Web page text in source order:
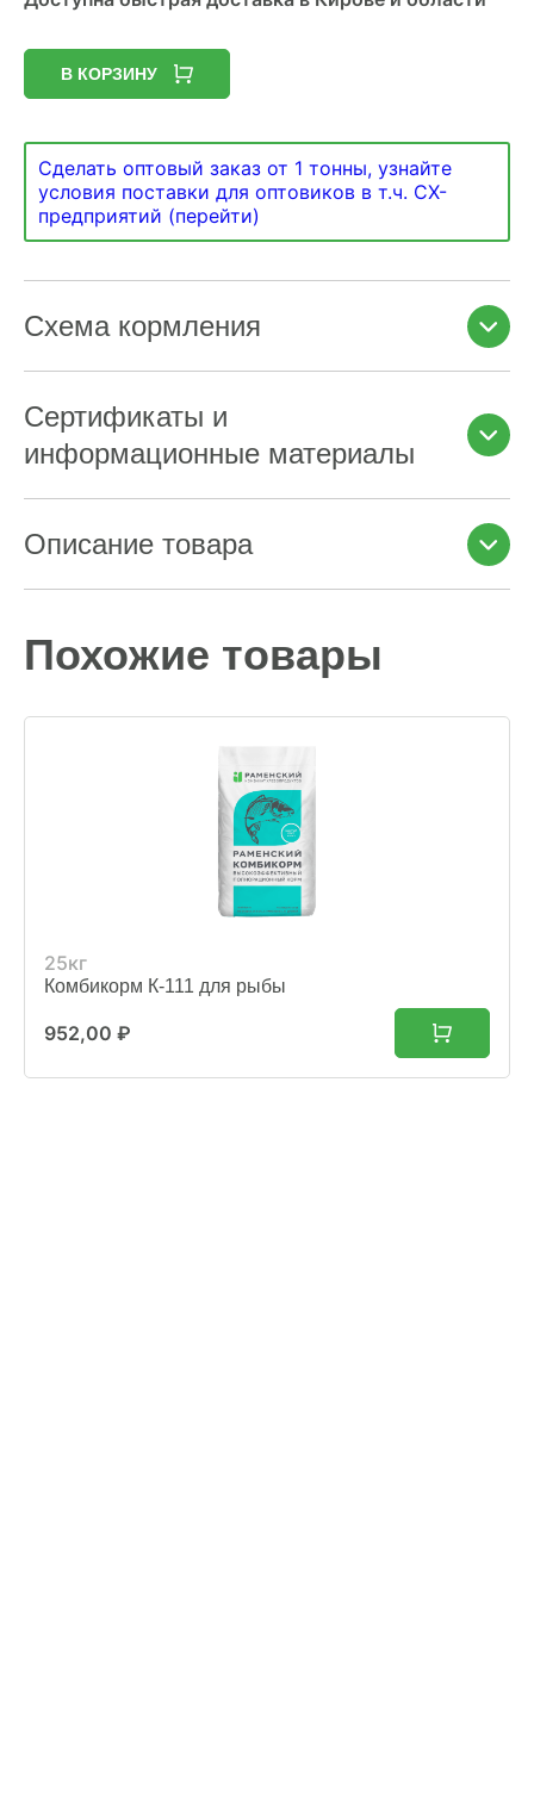
В КОРЗИНУ
Сделать оптовый заказ от 1 тонны, узнайте
условия поставки для оптовиков в т.ч. СХ-
предприятий (перейти)
Схема кормления
Сертификаты и
информационные материалы
Описание товара
Похожие товары
25кг
Комбикорм К-111 для рыбы
952,00 ₽